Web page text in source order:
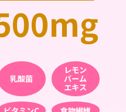
乳酸菌
レモン
バーム
エキス